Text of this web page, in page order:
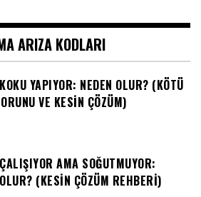
ARIZA KODLARI
YAPIYOR: NEDEN OLUR? (KÖTÜ
VE KESIN ÇÖZÜM)
AMA SOĞUTMUYOR:
(KESIN ÇÖZÜM REHBERI)